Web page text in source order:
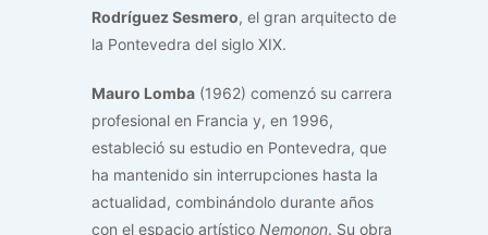
Rodríguez Sesmero, el gran arquitecto de
la Pontevedra del siglo XIX.
Mauro Lomba (1962) comenzó su carrera
profesional en Francia y, en 1996,
estableció su estudio en Pontevedra, que
ha mantenido sin interrupciones hasta la
actualidad, combinándolo durante años
con el espacio artístico Nemonon. Su obra